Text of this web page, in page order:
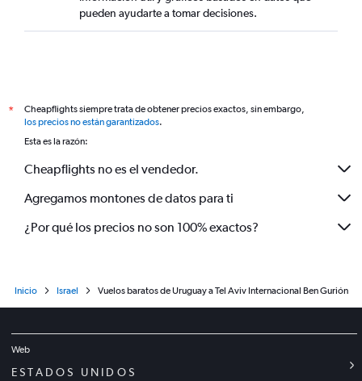
pueden ayudarte a tomar decisiones.
*
Cheapflights siempre trata de obtener precios exactos, sin embargo,
los precios no están garantizados.
Esta es la razón:
Cheapflights no es el vendedor.
Agregamos montones de datos para ti
¿Por qué los precios no son 100% exactos?
Inicio Israel Vuelos baratos de Uruguay a Tel Aviv Internacional Ben Gurión
Web
ESTADOS UNIDOS